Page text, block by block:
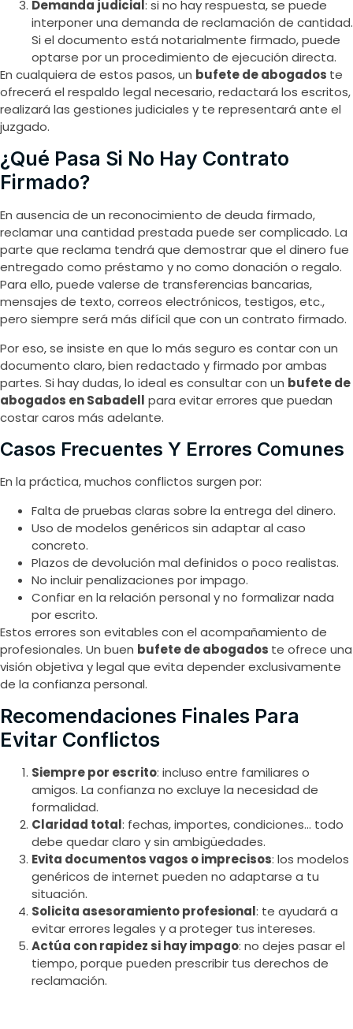
Demanda judicial : si no hay respuesta, se puede
interponer una demanda de reclamación de cantidad.
Si el documento está notarialmente firmado, puede
optarse por un procedimiento de ejecución directa.
En cualquiera de estos pasos, un bufete de abogados te
ofrecerá el respaldo legal necesario, redactará los escritos,
realizará las gestiones judiciales y te representará ante el
juzgado.
¿Qué Pasa Si No Hay Contrato
Firmado?
En ausencia de un reconocimiento de deuda firmado,
reclamar una cantidad prestada puede ser complicado. La
parte que reclama tendrá que demostrar que el dinero fue
entregado como préstamo y no como donación o regalo.
Para ello, puede valerse de transferencias bancarias,
mensajes de texto, correos electrónicos, testigos, etc.,
pero siempre será más difícil que con un contrato firmado.
Por eso, se insiste en que lo más seguro es contar con un
documento claro, bien redactado y firmado por ambas
partes. Si hay dudas, lo ideal es consultar con un bufete de
abogados en Sabadell para evitar errores que puedan
costar caros más adelante.
Casos Frecuentes Y Errores Comunes
En la práctica, muchos conflictos surgen por:
Falta de pruebas claras sobre la entrega del dinero.
Uso de modelos genéricos sin adaptar al caso
concreto.
Plazos de devolución mal definidos o poco realistas.
No incluir penalizaciones por impago.
Confiar en la relación personal y no formalizar nada
por escrito.
Estos errores son evitables con el acompañamiento de
profesionales. Un buen bufete de abogados te ofrece una
visión objetiva y legal que evita depender exclusivamente
de la confianza personal.
Recomendaciones Finales Para
Evitar Conflictos
Siempre por escrito: incluso entre familiares o
amigos. La confianza no excluye la necesidad de
formalidad.
Claridad total: fechas, importes, condiciones… todo
debe quedar claro y sin ambigüedades.
Evita documentos vagos o imprecisos: los modelos
genéricos de internet pueden no adaptarse a tu
situación.
Solicita asesoramiento profesional: te ayudará a
evitar errores legales y a proteger tus intereses.
Actúa con rapidez si hay impago: no dejes pasar el
tiempo, porque pueden prescribir tus derechos de
reclamación.